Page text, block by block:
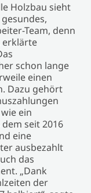
Holzbau sieht
Team, denn
erklärte
schon lange
einen
Dazu gehört
ein
seit 2016
eine
ausbezahlt
das
„Dank
der